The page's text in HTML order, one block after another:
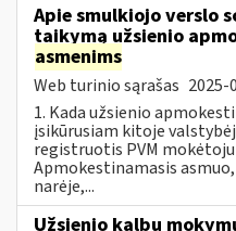
Apie smulkiojo verslo
taikymą užsienio
asmenims
Web turinio sąrašas 2025-
1. Kada užsienio
įsikūrusiam kitoje
registruotis PVM
Apmokestinamasis
narėje,...
Užsienio kalbų